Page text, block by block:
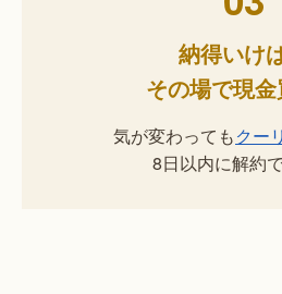
納得いけば
その場で現金
気が変わってもクー
8日以内に解約